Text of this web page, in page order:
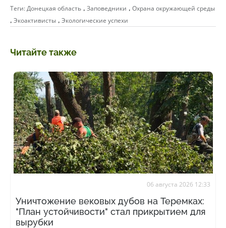
Теги:Донецкая область , Заповедники , Охрана окружающей среды
, Экоактивисты , Экологические успехи
Читайте также
06 августа 2026 12:33
Уничтожение вековых дубов на Теремках:
"План устойчивости" стал прикрытием для
вырубки